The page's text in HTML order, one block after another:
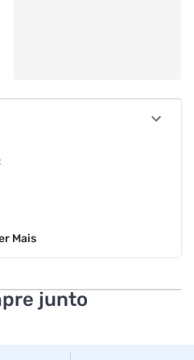
Mais
junto